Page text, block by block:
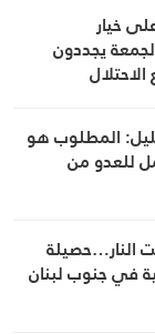
خيار
يجددون
المطلوب هو
للعدو من
النار…حصيلة
في جنوب لبنان